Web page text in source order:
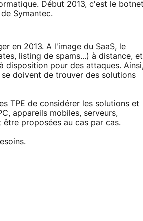
Début 2013, c'est le botnet
Symantec.
en 2013. A l'image du SaaS, le
listing de spams...) à distance, et
disposition pour des attaques. Ainsi,
doivent de trouver des solutions
TPE de considérer les solutions et
appareils mobiles, serveurs,
proposées au cas par cas.